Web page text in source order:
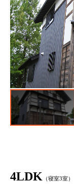
4LDK （寝室3室）